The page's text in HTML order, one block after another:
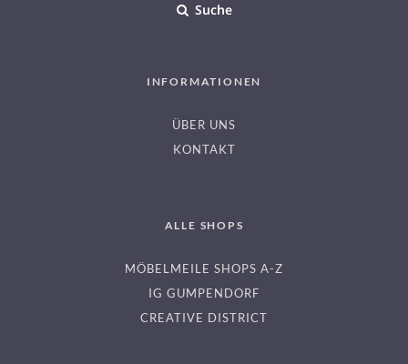
Suche
INFORMATIONEN
ÜBER UNS
KONTAKT
ALLE SHOPS
MÖBELMEILE SHOPS A-Z
IG GUMPENDORF
CREATIVE DISTRICT